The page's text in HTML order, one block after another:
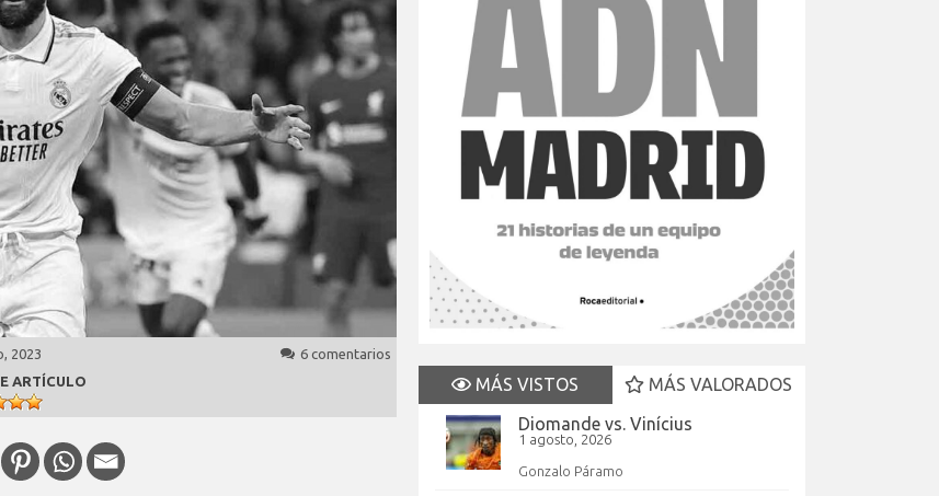
2023
6 comentarios
ARTÍCULO
MÁS VISTOS
MÁS VALORADOS
Diomande vs. Vinícius
1 agosto, 2026
Gonzalo Páramo